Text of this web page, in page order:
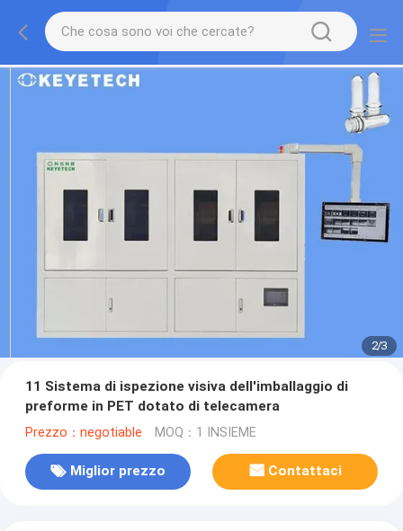
2/3
11 Sistema di ispezione visiva dell'imballaggio di
preforme in PET dotato di telecamera
Prezzo：negotiable MOQ：1 INSIEME
Miglior prezzo Contattaci